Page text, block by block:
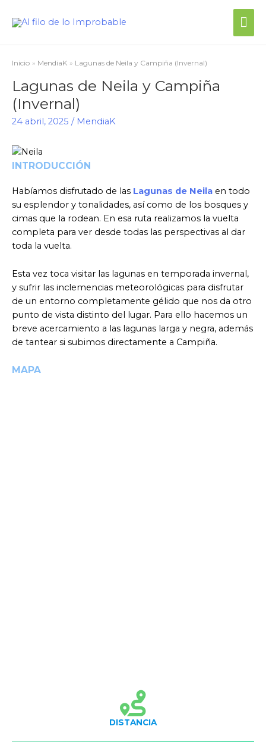
Inicio MendiaK Lagunas de Neila y Campiña (Invernal)
Lagunas de Neila y Campiña
(Invernal)
24 abril, 2025 / MendiaK
INTRODUCCIÓN
Habíamos disfrutado de las Lagunas de Neila en todo
su esplendor y tonalidades, así como de los bosques y
cimas que la rodean. En esa ruta realizamos la vuelta
completa para ver desde todas las perspectivas al dar
toda la vuelta.
Esta vez toca visitar las lagunas en temporada invernal,
y sufrir las inclemencias meteorológicas para disfrutar
de un entorno completamente gélido que nos da otro
punto de vista distinto del lugar. Para ello hacemos un
breve acercamiento a las lagunas larga y negra, además
de tantear si subimos directamente a Campiña.
MAPA
DISTANCIA